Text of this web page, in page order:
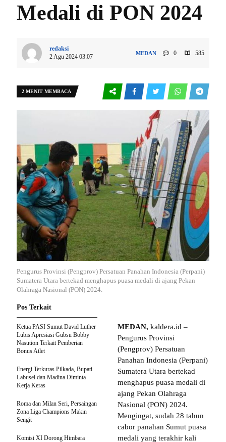
Medali di PON 2024
redaksi
2 Agu 2024 03:07
MEDAN 0 585
2 MENIT MEMBACA
Pengurus Provinsi (Pengprov) Persatuan Panahan Indonesia (Perpani)
Sumatera Utara bertekad menghapus puasa medali di ajang Pekan
Olahraga Nasional (PON) 2024.
MEDAN, kaldera.id –
Pengurus Provinsi
(Pengprov) Persatuan
Panahan Indonesia (Perpani)
Sumatera Utara bertekad
menghapus puasa medali di
ajang Pekan Olahraga
Nasional (PON) 2024.
Mengingat, sudah 28 tahun
cabor panahan Sumut puasa
medali yang terakhir kali
Pos Terkait
Ketua PASI Sumut David Luther
Lubis Apresiasi Gubsu Bobby
Nasution Terkait Pemberian
Bonus Atlet
Energi Terkuras Pilkada, Bupati
Labusel dan Madina Diminta
Kerja Keras
Roma dan Milan Seri, Persaingan
Zona Liga Champions Makin
Sengit
Komisi XI Dorong Himbara